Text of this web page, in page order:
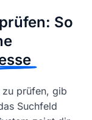
So
prüfen, gib
Suchfeld